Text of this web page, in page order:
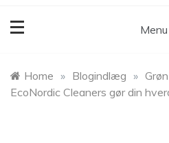
Menu
Home » Blogindlæg »
EcoNordic Cleaners gør din